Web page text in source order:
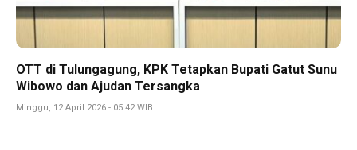
OTT di Tulungagung, KPK Tetapkan Bupati Gatut Sunu
Wibowo dan Ajudan Tersangka
Minggu, 12 April 2026 - 05:42 WIB